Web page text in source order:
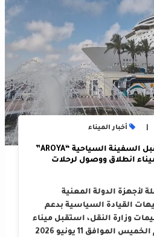
أخبار الميناء
ميناء الإسكندرية يستقبل السفينة السياحية “AROYA”
انطلاق ووصول لرحلات
لأجهزة الدولة المعنية
القيادة السياسية بدعم
وزارة النقل، استقبل ميناء
الإسكندرية صباح اليوم الخميس الموافق 11 يونيو 2026